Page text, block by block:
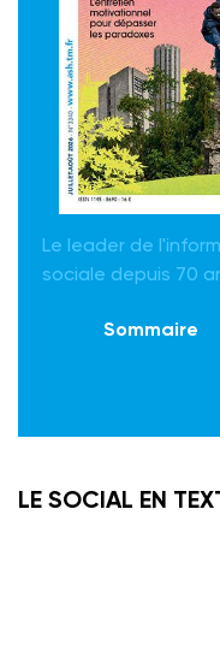
Le leader de
sociale depuis 70
Sommaire
LE SOCIAL EN